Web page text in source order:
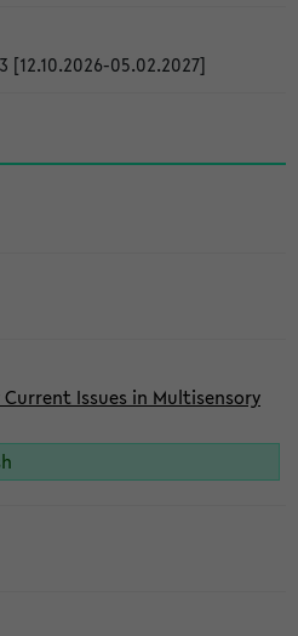
[12.10.2026-05.02.2027]
Issues in Multisensory